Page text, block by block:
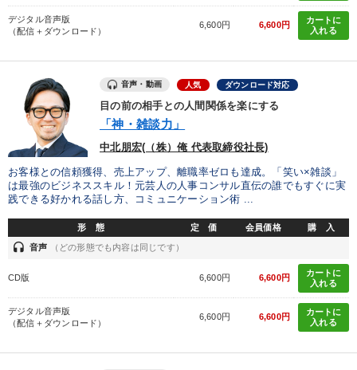
改善・生産性向上 売上直結の営業力や販売力を獲得する
業種
製造業 卸売・小売・飲食業
IT・サービス・金融業 コンサルタント
キーワード
労務問題・リスク対策 地方企業の勝ち方
デジタル音声版
（配信＋ダウンロード）
6,600円 6,600円
カートに
入れる
音声・動画 人気 ダウンロード対応
目の前の相手との人間関係を楽にする
「神・雑談力」
中北朋宏(（株）俺 代表取締役社長)
お客様との信頼獲得、売上アップ、離職率ゼロも達成。「笑い×雑談」
は最強のビジネススキル！元芸人の人事コンサル直伝の誰でもすぐに実
践できる好かれる話し方、コミュニケーション術 ...
形 態 定 価 会員価格 購 入
headset 音声 （どの形態でも内容は同じです）
CD版 6,600円 6,600円
カートに
入れる
デジタル音声版
（配信＋ダウンロード）
6,600円 6,600円
カートに
入れる